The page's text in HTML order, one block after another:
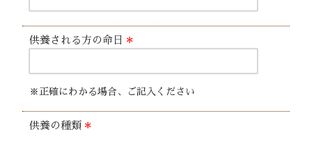
供養される方の命日 ＊
※正確にわかる場合、ご記入ください
供養の種類 ＊